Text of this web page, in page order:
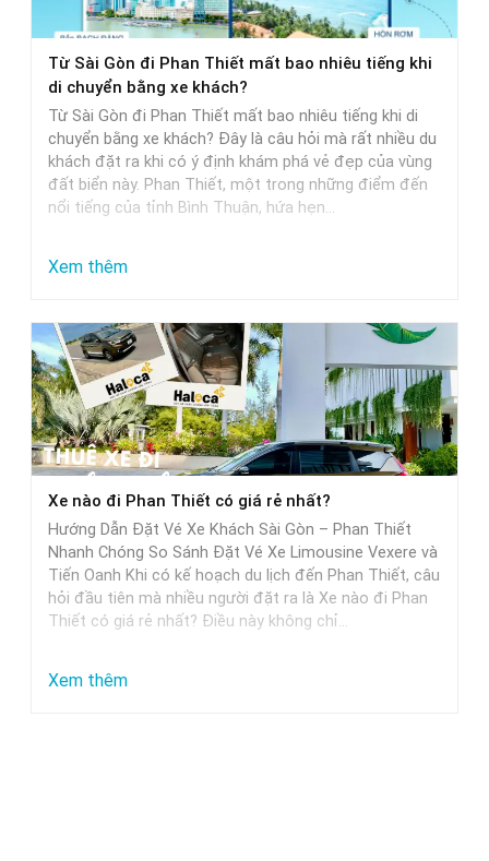
Thiết
Khởi
Hành
Nhất
Từ Sài Gòn đi Phan Thiết mất bao nhiêu tiếng khi
di chuyển bằng xe khách?
Từ Sài Gòn đi Phan Thiết mất bao nhiêu tiếng khi di
chuyển bằng xe khách? Đây là câu hỏi mà rất nhiều du
khách đặt ra khi có ý định khám phá vẻ đẹp của vùng
đất biển này. Phan Thiết, một trong những điểm đến
nổi tiếng của tỉnh Bình Thuận, hứa hẹn…
Xem thêm:
Sài
Gòn
đi
Phan
Thiết
mất
bao
nhiêu
tiếng
khi
di
Xe nào đi Phan Thiết có giá rẻ nhất?
Hướng Dẫn Đặt Vé Xe Khách Sài Gòn – Phan Thiết
Nhanh Chóng So Sánh Đặt Vé Xe Limousine Vexere và
Tiến Oanh Khi có kế hoạch du lịch đến Phan Thiết, câu
hỏi đầu tiên mà nhiều người đặt ra là Xe nào đi Phan
Thiết có giá rẻ nhất? Điều này không chỉ…
Xem thêm: